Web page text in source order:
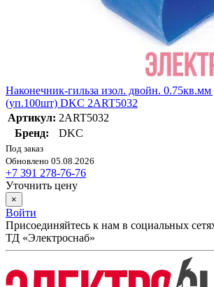
Наконечник-гильза изол. двойн.
(уп.100шт) DKC 2ART5032
Артикул: 2ART5032
Бренд:
DKC
Под заказ
Обновлено 05.08.2026
+7 391 278-76-76
Уточнить цену
×
Войти
Присоединяйтесь к нам в социальных
ТД «Электроснаб»